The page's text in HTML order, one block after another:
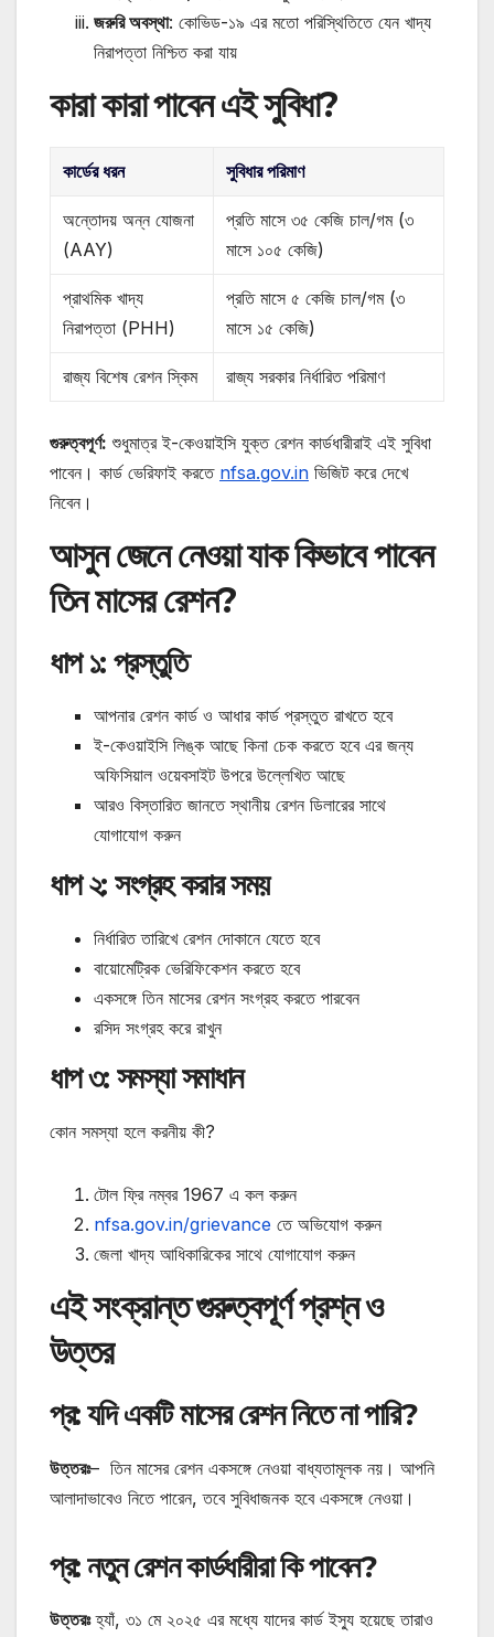
জরুরি অবস্থা: কোভিড-১৯ এর মতো পরিস্থিতিতে যেন খাদ্য
নিরাপত্তা নিশ্চিত করা যায়
কারা কারা পাবেন এই সুবিধা?
কার্ডের ধরন সুবিধার পরিমাণ
অন্তোদয় অন্ন যোজনা
(AAY)
প্রতি মাসে ৩৫ কেজি চাল/গম (৩
মাসে ১০৫ কেজি)
প্রাথমিক খাদ্য
নিরাপত্তা (PHH)
প্রতি মাসে ৫ কেজি চাল/গম (৩
মাসে ১৫ কেজি)
রাজ্য বিশেষ রেশন স্কিম রাজ্য সরকার নির্ধারিত পরিমাণ
গুরুত্বপূর্ণ: শুধুমাত্র ই-কেওয়াইসি যুক্ত রেশন কার্ডধারীরাই এই সুবিধা
পাবেন। কার্ড ভেরিফাই করতে nfsa.gov.in ভিজিট করে দেখে
নিবেন।
আসুন জেনে নেওয়া যাক কিভাবে পাবেন
তিন মাসের রেশন?
ধাপ ১: প্রস্তুতি
আপনার রেশন কার্ড ও আধার কার্ড প্রস্তুত রাখতে হবে
ই-কেওয়াইসি লিঙ্ক আছে কিনা চেক করতে হবে এর জন্য
অফিসিয়াল ওয়েবসাইট উপরে উল্লেখিত আছে
আরও বিস্তারিত জানতে স্থানীয় রেশন ডিলারের সাথে
যোগাযোগ করুন
ধাপ ২: সংগ্রহ করার সময়
নির্ধারিত তারিখে রেশন দোকানে যেতে হবে
বায়োমেট্রিক ভেরিফিকেশন করতে হবে
একসঙ্গে তিন মাসের রেশন সংগ্রহ করতে পারবেন
রসিদ সংগ্রহ করে রাখুন
ধাপ ৩: সমস্যা সমাধান
কোন সমস্যা হলে করনীয় কী?
টোল ফ্রি নম্বর 1967 এ কল করুন
nfsa.gov.in/grievance তে অভিযোগ করুন
জেলা খাদ্য আধিকারিকের সাথে যোগাযোগ করুন
এই সংক্রান্ত গুরুত্বপূর্ণ প্রশ্ন ও
উত্তর
প্র: যদি একটি মাসের রেশন নিতে না পারি?
উত্তরঃ– তিন মাসের রেশন একসঙ্গে নেওয়া বাধ্যতামূলক নয়। আপনি
আলাদাভাবেও নিতে পারেন, তবে সুবিধাজনক হবে একসঙ্গে নেওয়া।
প্র: নতুন রেশন কার্ডধারীরা কি পাবেন?
উত্তরঃহ্যাঁ, ৩১ মে ২০২৫ এর মধ্যে যাদের কার্ড ইস্যু হয়েছে তারাও